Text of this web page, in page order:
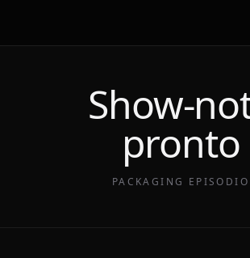
Show-
pronto
PACKAGING EPISODIO